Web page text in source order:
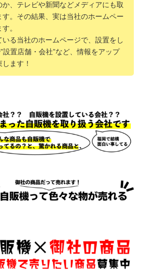
か、テレビや新聞などメディアにも取
す。その結果、実は当社のホームペー
。
る当社のホームページで、設置をし
設置店舗・会社”など、情報をアップ
ます！